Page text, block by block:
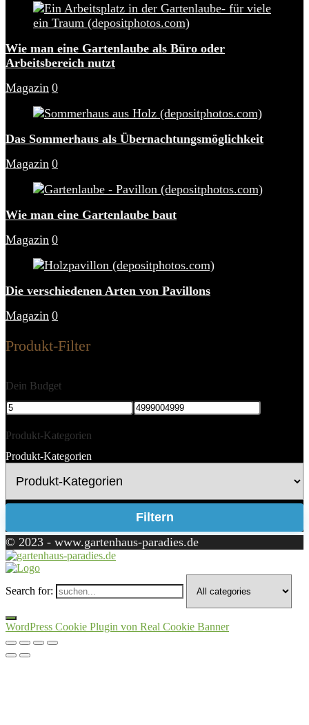
Wie man eine Gartenlaube als Büro oder
Arbeitsbereich nutzt
Magazin 0
Das Sommerhaus als Übernachtungsmöglichkeit
Magazin 0
Wie man eine Gartenlaube baut
Magazin 0
Die verschiedenen Arten von Pavillons
Magazin 0
Produkt-Filter
Dein Budget
Produkt-Kategorien
Produkt-Kategorien
Filtern
© 2023 - www.gartenhaus-paradies.de
Search for:
WordPress Cookie Plugin von Real Cookie Banner